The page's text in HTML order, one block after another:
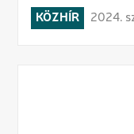
KÖZHÍR 2024.